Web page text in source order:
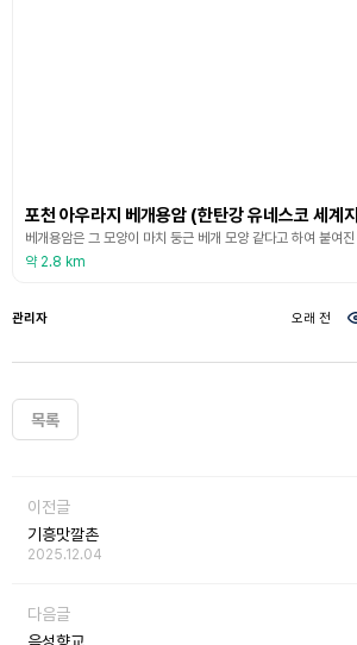
포천 아우라지 베개용암 (한탄강 유네스코 세계
약 2.8 km
관리자 오래 전
목록
이전글
기흥맛깔촌
2025.12.04
다음글
음성향교